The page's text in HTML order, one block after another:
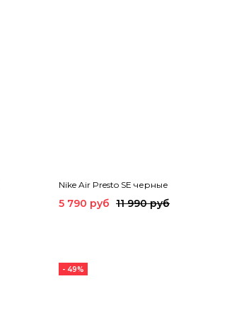
Nike Air Presto SE черные
5 790 руб 11 990 руб
- 49%